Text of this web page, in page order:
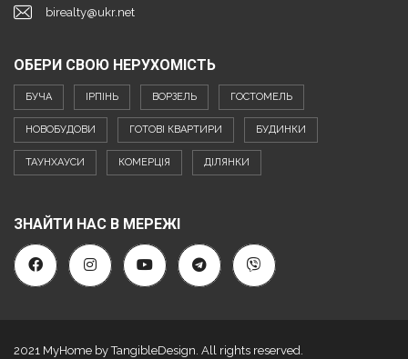
birealty@ukr.net
ОБЕРИ СВОЮ НЕРУХОМІСТЬ
БУЧА ІРПІНЬ ВОРЗЕЛЬ ГОСТОМЕЛЬ
НОВОБУДОВИ ГОТОВІ КВАРТИРИ БУДИНКИ
ТАУНХАУСИ КОМЕРЦІЯ ДІЛЯНКИ
ЗНАЙТИ НАС В МЕРЕЖІ
2021 MyHome by TangibleDesign. All rights reserved.